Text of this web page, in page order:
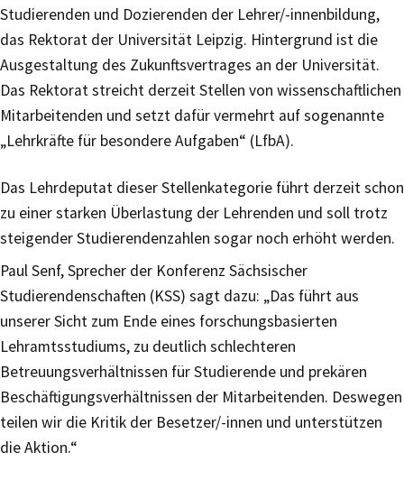
Studierenden und Dozierenden der Lehrer/-innenbildung,
das Rektorat der Universität Leipzig. Hintergrund ist die
Ausgestaltung des Zukunftsvertrages an der Universität.
Das Rektorat streicht derzeit Stellen von wissenschaftlichen
Mitarbeitenden und setzt dafür vermehrt auf sogenannte
„Lehrkräfte für besondere Aufgaben“ (LfbA).
Das Lehrdeputat dieser Stellenkategorie führt derzeit schon
zu einer starken Überlastung der Lehrenden und soll trotz
steigender Studierendenzahlen sogar noch erhöht werden.
Paul Senf, Sprecher der Konferenz Sächsischer
Studierendenschaften (KSS) sagt dazu: „Das führt aus
unserer Sicht zum Ende eines forschungsbasierten
Lehramtsstudiums, zu deutlich schlechteren
Betreuungsverhältnissen für Studierende und prekären
Beschäftigungsverhältnissen der Mitarbeitenden. Deswegen
teilen wir die Kritik der Besetzer/-innen und unterstützen
die Aktion.“